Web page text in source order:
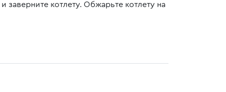
котлету. Обжарьте котлету на